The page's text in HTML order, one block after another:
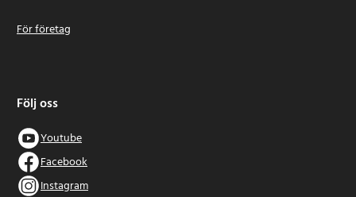
För företag
Följ oss
Youtube
Facebook
Instagram